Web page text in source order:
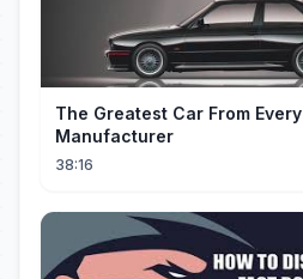
The Greatest Car From Every
Manufacturer
38:16